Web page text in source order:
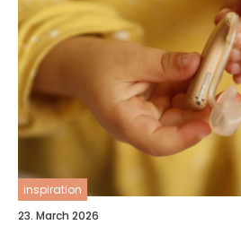
inspiration
23. March 2026